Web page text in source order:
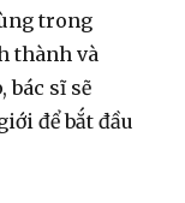
trong
thành và
bác sĩ sẽ
để bắt đầu